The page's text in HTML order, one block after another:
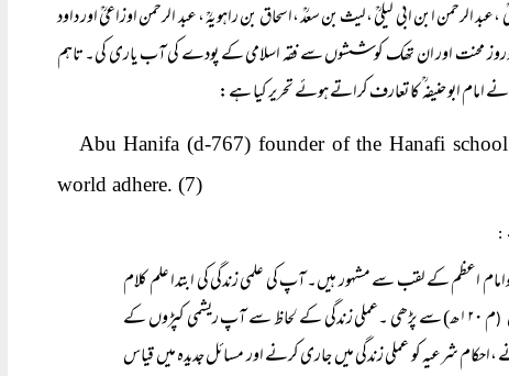
الرحمن ابن ابی لیلیؒ ،لیث بن سعدؒ ،اسحاق بن راہویہؒ ، عبد الرحمن اوزاعیؒ اور داود
محنت اور ان تھک کوششوں سے فقہ اسلامی کے پودے کی آب یاری کی۔ تاہم
امام ابو حنیفہ ؒ کا تعارف کراتے ہوئے تحریر کیا ہے:
Abu Hanifa (d-767) founder of the Hanafi
world adhere. (7)
:
اعظم کے لقب سے مشہور ہیں۔ آپ کی علمی زندگی کی ابتدا علم کلام
(
م ۱۲۰ھ) سے پڑھی ۔عملی زندگی کے لحاظ سے آپ ریشمی کپڑوں کے
شرعیہ کو عملی زندگی میں جاری کرنے اور مسائل جدیدہ میں قیاس